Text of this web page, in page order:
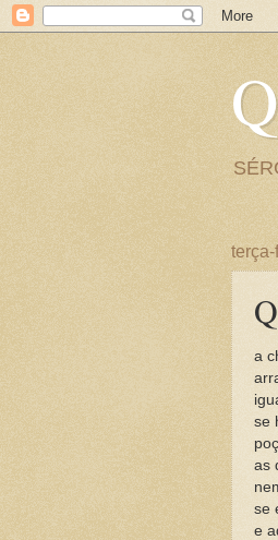
a
se
as
se
e